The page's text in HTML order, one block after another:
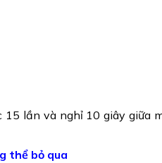
lần và nghỉ 10 giây giữa
thể bỏ qua